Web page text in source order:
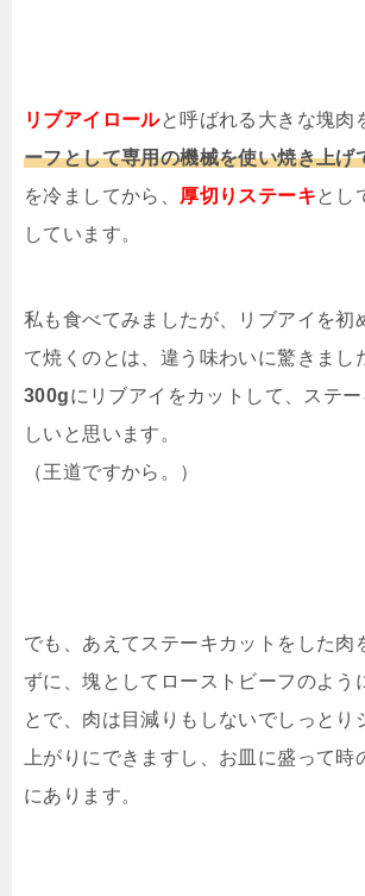
リブアイロールと呼ばれる大きな塊肉
ーフとして専用の機械を使い焼き上げ
を冷ましてから、 厚切りステーキとし
しています。
私も食べてみましたが、リブアイを初
て焼くのとは、違う味わいに驚きまし
300gにリブアイをカットして、ステ
しいと思います。
（王道ですから。）
でも、あえてステーキカットをした肉
ずに、塊としてローストビーフのよう
とで、肉は目減りもしないでしっとり
上がりにできますし、お皿に盛って時
にあります。